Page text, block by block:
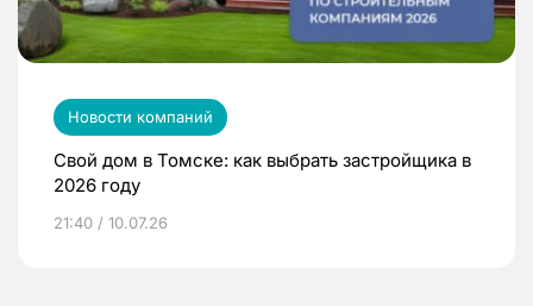
Новости компаний
Свой дом в Томске: как выбрать застройщика в
2026 году
21:40 / 10.07.26